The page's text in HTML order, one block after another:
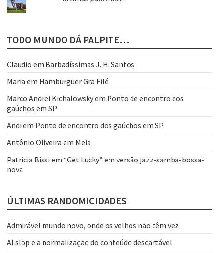
TODO MUNDO DÁ PALPITE…
Claudio em Barbadíssimas J. H. Santos
Maria em Hamburguer Grã Filé
Marco Andrei Kichalowskyem Ponto de encontro dos
gaúchos em SP
Andi em Ponto de encontro dos gaúchos em SP
Antônio Oliveira em Meia
Patricia Bissi em “Get Lucky” em versão jazz-samba-bossa-
nova
ÚLTIMAS RANDOMICIDADES
Admirável mundo novo, onde os velhos não têm vez
AI slop e a normalização do conteúdo descartável